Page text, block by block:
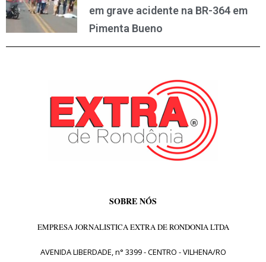
em grave acidente na BR-364 em
Pimenta Bueno
SOBRE NÓS
EMPRESA JORNALISTICA EXTRA DE RONDONIA LTDA
AVENIDA LIBERDADE, n° 3399 - CENTRO - VILHENA/RO